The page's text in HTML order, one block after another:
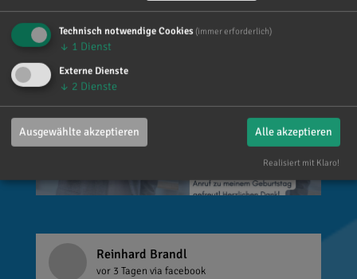
so viele Menschen die Zeit nehmen, an einen zu
denken. Umso mehr weiß ich das zu schätzen.
Reinhard Brandl
vor 3 Tagen via facebook
Technisch notwendige Cookies (immer erforderlich)
↓ 1 Dienst
Externe Dienste
↓ 2 Dienste
Ausgewählte akzeptieren Alle akzeptieren
Realisiert mit Klaro!